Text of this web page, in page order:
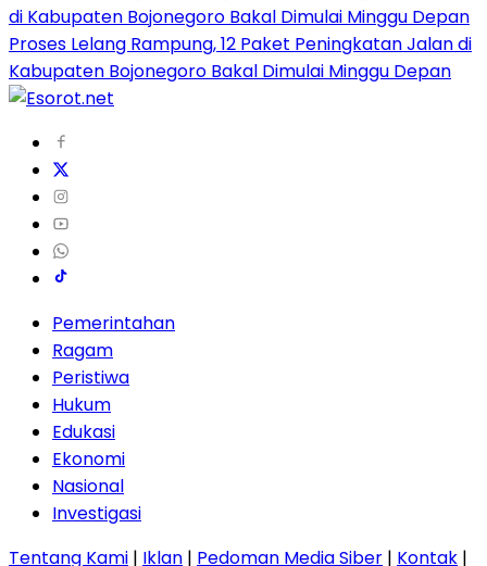
Proses Lelang Rampung, 12 Paket Peningkatan Jalan di
Kabupaten Bojonegoro Bakal Dimulai Minggu Depan
Pemerintahan
Ragam
Peristiwa
Hukum
Edukasi
Ekonomi
Nasional
Investigasi
Tentang Kami | Iklan | Pedoman Media Siber | Kontak |